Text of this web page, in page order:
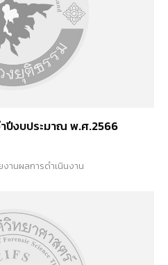
ำปีงบประมาณ พ.ศ.2566
งานผลการดำเนินงาน